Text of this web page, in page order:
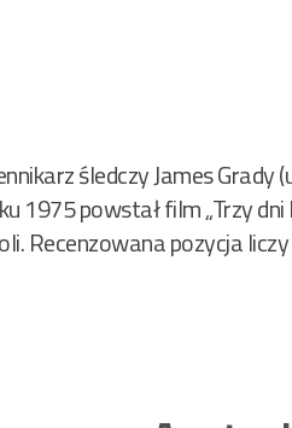
śledczy James Grady
1975 powstał film „Trzy dni
Recenzowana pozycja